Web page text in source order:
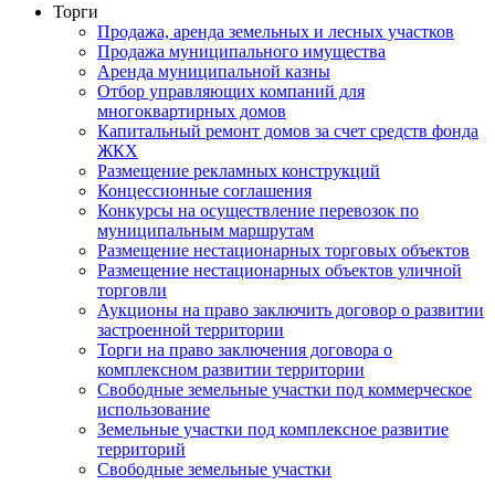
Торги
Продажа, аренда земельных и лесных участков
Продажа муниципального имущества
Аренда муниципальной казны
Отбор управляющих компаний для
многоквартирных домов
Капитальный ремонт домов за счет средств фонда
ЖКХ
Размещение рекламных конструкций
Концессионные соглашения
Конкурсы на осуществление перевозок по
муниципальным маршрутам
Размещение нестационарных торговых объектов
Размещение нестационарных объектов уличной
торговли
Аукционы на право заключить договор о развитии
застроенной территории
Торги на право заключения договора о
комплексном развитии территории
Свободные земельные участки под коммерческое
использование
Земельные участки под комплексное развитие
территорий
Свободные земельные участки